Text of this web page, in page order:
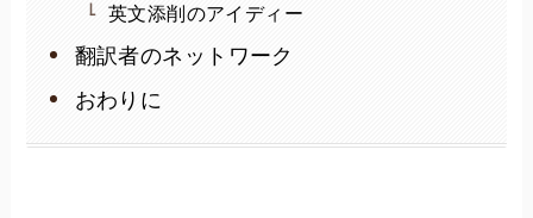
英文添削のアイディー
翻訳者のネットワーク
おわりに